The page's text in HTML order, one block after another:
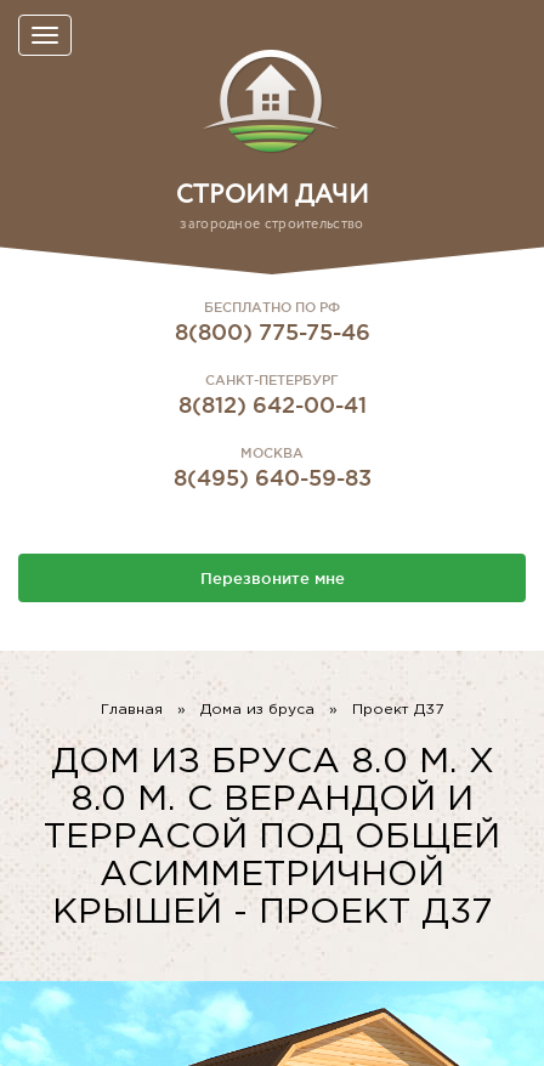
СТРОИМ ДАЧИ
загородное строительство
БЕСПЛАТНО ПО РФ
8(800) 775-75-46
САНКТ-ПЕТЕРБУРГ
8(812) 642-00-41
МОСКВА
8(495) 640-59-83
Перезвоните мне
Главная » Дома из бруса » Проект Д37
ДОМ ИЗ БРУСА 8.0 М. X
8.0 М. С ВЕРАНДОЙ И
ТЕРРАСОЙ ПОД ОБЩЕЙ
АСИММЕТРИЧНОЙ
КРЫШЕЙ - ПРОЕКТ Д37